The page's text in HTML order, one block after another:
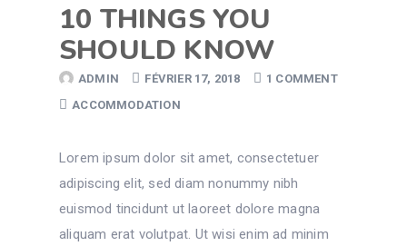
10 THINGS YOU
SHOULD KNOW
ADMIN FÉVRIER 17, 2018
1 COMMENT
ACCOMMODATION
Lorem ipsum dolor sit amet, consectetuer
adipiscing elit, sed diam nonummy nibh
euismod tincidunt ut laoreet dolore magna
aliquam erat volutpat. Ut wisi enim ad minim